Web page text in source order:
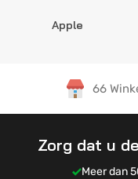
Apple
66
Zorg dat u
Meer dan